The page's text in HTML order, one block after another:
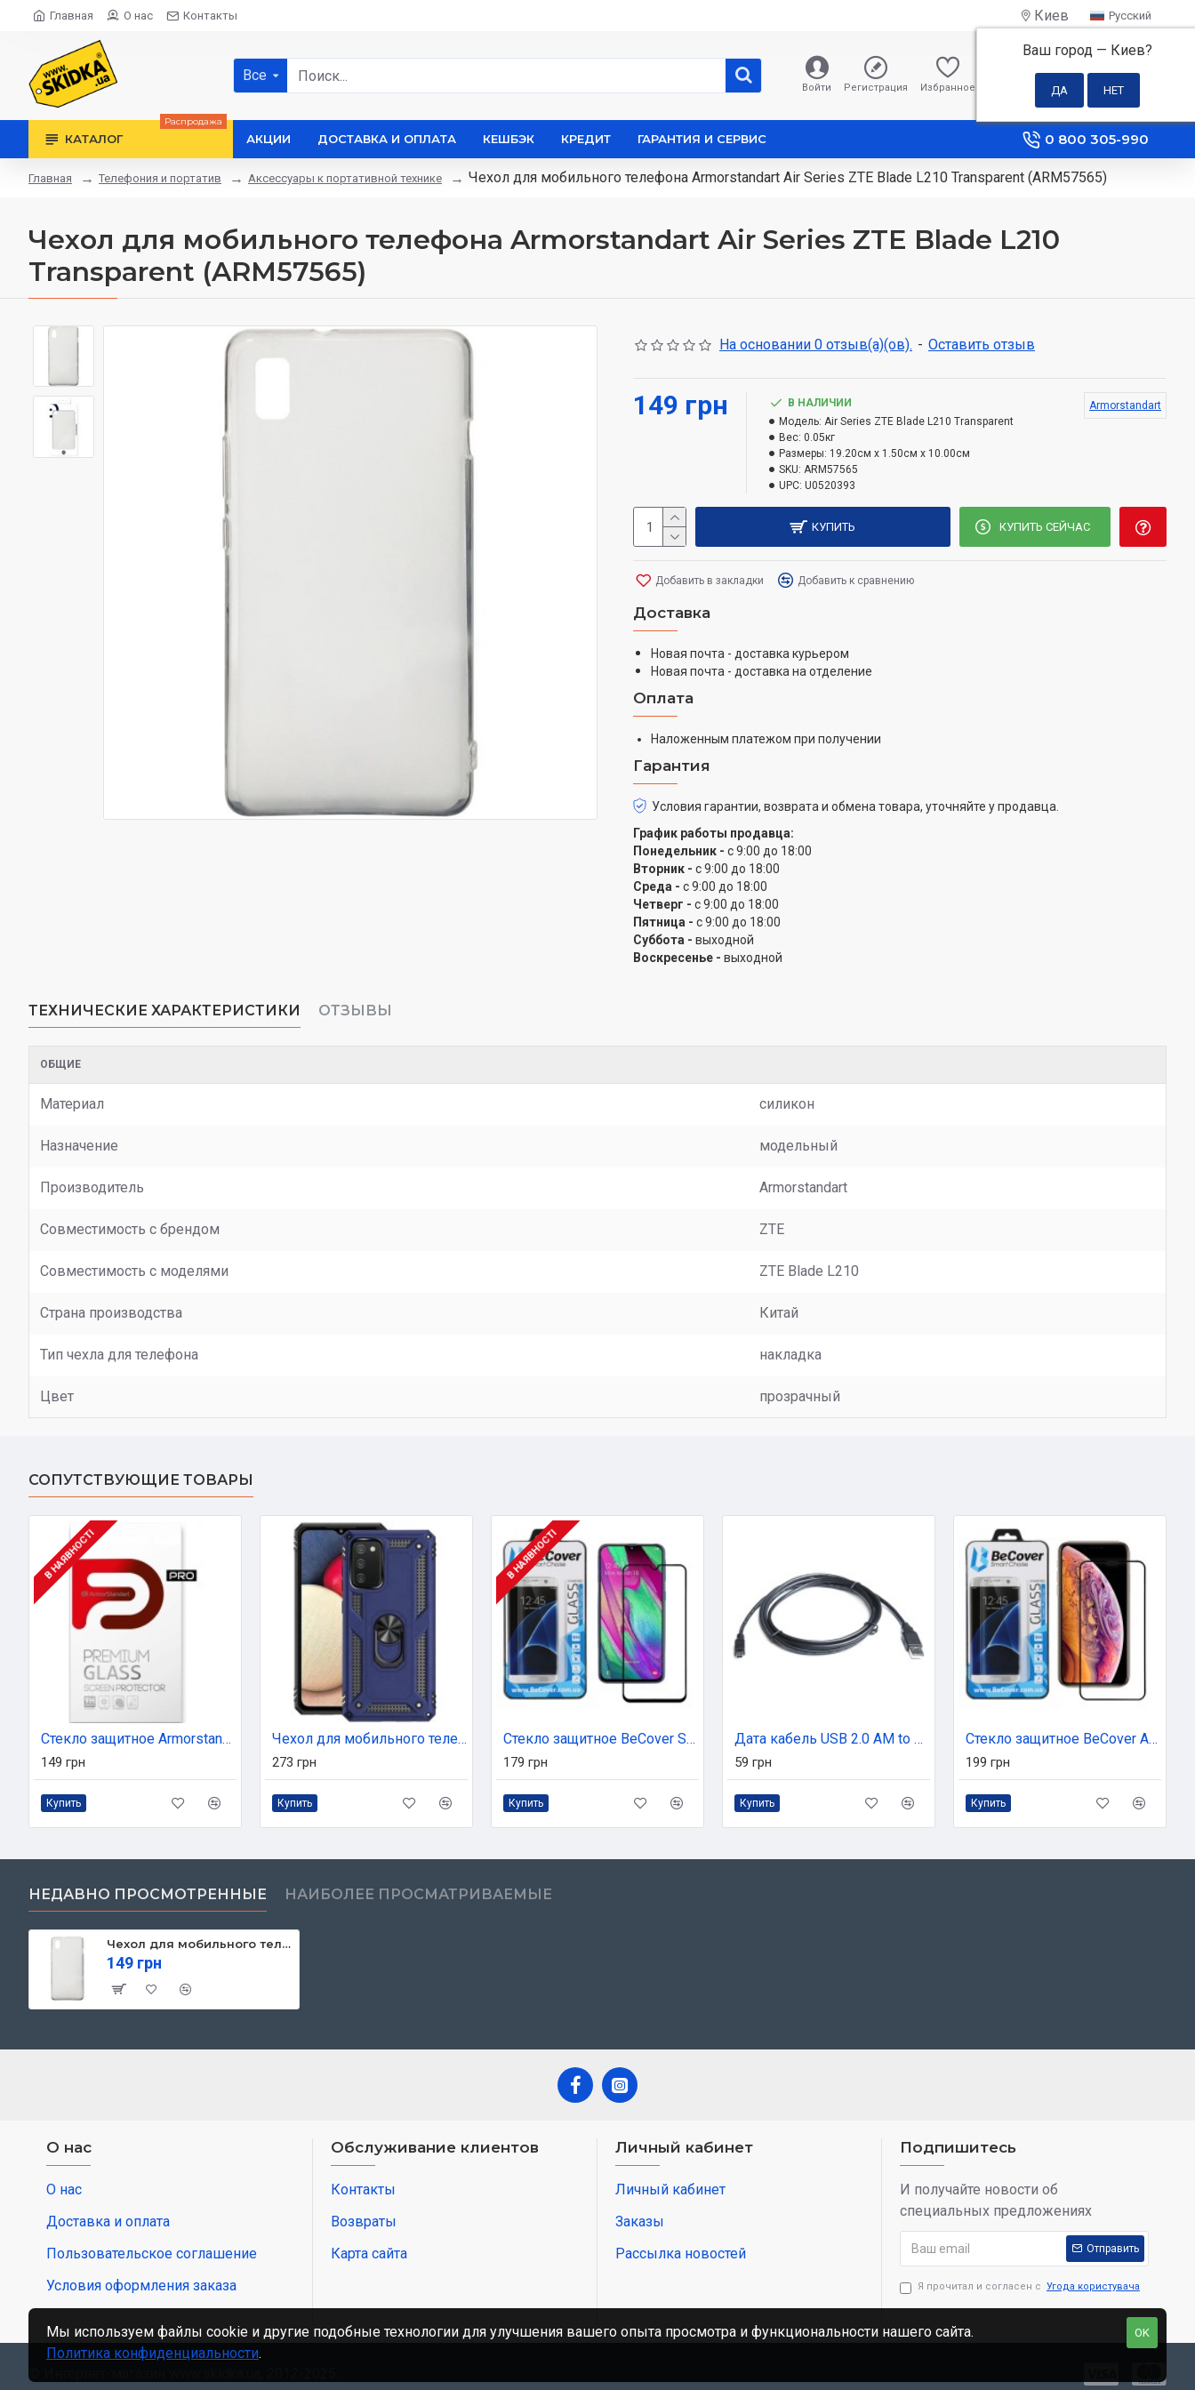
Главная О нас Контакты Киев
Ваш город — Киев?
Русский
Все
Войти Регистрация Избранное
0 грн
КАТАЛОГ
Распродажа
АКЦИИ ДОСТАВКА И ОПЛАТА КЕШБЭК КРЕДИТ ГАРАНТИЯ И СЕРВИС 0 800 305-990
Главная Телефония и портатив Аксессуары к портативной технике Чехол для мобильного телефона Armorstandart Air Series ZTE Blade L210 Transparent (ARM57565)
Чехол для мобильного телефона Armorstandart Air Series ZTE Blade L210
Transparent (ARM57565)
На основании 0 отзыв(а)(ов). - Оставить отзыв
149 грн
В НАЛИЧИИ
Модель: Air Series ZTE Blade L210 Transparent
Вес: 0.05кг
Размеры: 19.20см x 1.50см x 10.00см
SKU: ARM57565
UPC: U0520393
Armorstandart
КУПИТЬ КУПИТЬ СЕЙЧАС
Добавить в закладки Добавить к сравнению
Доставка
Новая почта - доставка курьером
Новая почта - доставка на отделение
Оплата
Наложенным платежом при получении
Гарантия
Условия гарантии, возврата и обмена товара, уточняйте у продавца.
График работы продавца:
Понедельник - с 9:00 до 18:00
Вторник - с 9:00 до 18:00
Среда - с 9:00 до 18:00
Четверг - с 9:00 до 18:00
Пятница - с 9:00 до 18:00
Суббота - выходной
Воскресенье - выходной
ТЕХНИЧЕСКИЕ ХАРАКТЕРИСТИКИ ОТЗЫВЫ
ОБЩИЕ
Материал силикон
Назначение модельный
Производитель Armorstandart
Совместимость с брендом ZTE
Совместимость с моделями ZTE Blade L210
Страна производства Китай
Тип чехла для телефона накладка
Цвет прозрачный
СОПУТСТВУЮЩИЕ ТОВАРЫ
В НАЯВНОСТІ
Стекло защитное Armorstandart Full Glue Pro Motorola G10 Play Black (ARM58086) (ARM58086)
149 грн
Купить
Чехол для мобильного телефона BeCover Military Samsung Galaxy A02s SM-A025/A03s SM-A037/M02s SM-M025 Blue (706013)
273 грн
Купить
В НАЯВНОСТІ
Стекло защитное BeCover Samsung Galaxy A40 SM-A405 Black (703802)
179 грн
Купить
Дата кабель USB 2.0 AM to Mini 5P 1.8m REAL-EL (EL123500006)
59 грн
Купить
Стекло защитное BeCover Apple iPhone 11 Pro Black (704104)
199 грн
Купить
НЕДАВНО ПРОСМОТРЕННЫЕ НАИБОЛЕЕ ПРОСМАТРИВАЕМЫЕ
Чехол для мобильного телефона Armorstandart Air Series ZTE Blade L210 Transparent (ARM57565)
149 грн
О нас
О нас
Доставка и оплата
Пользовательское соглашение
Условия оформления заказа
Обслуживание клиентов
Контакты
Возвраты
Карта сайта
Личный кабинет
Личный кабинет
Заказы
Рассылка новостей
Подпишитесь
И получайте новости об
специальных предложениях
Отправить
Я прочитал и согласен с Угода користувача
OK
Мы используем файлы cookie и другие подобные технологии для улучшения вашего опыта просмотра и функциональности нашего сайта.
Политика конфиденциальности.